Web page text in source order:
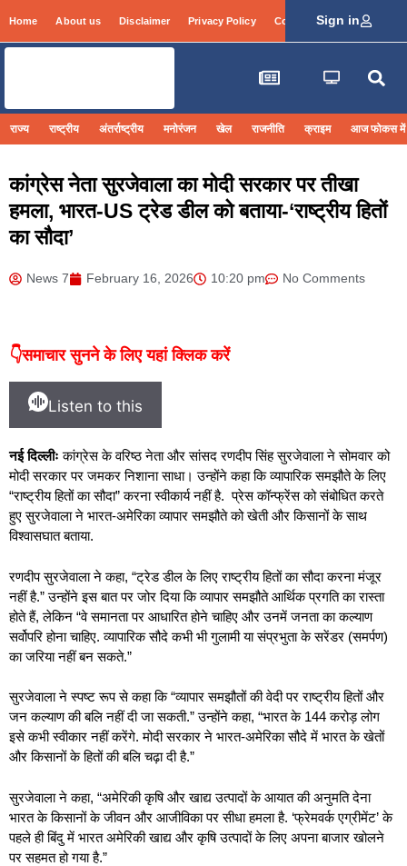
Home About us Disclaimer Privacy Policy Contact Info Login
Sign in
राज्य राष्ट्रीय अंतर्राष्ट्रीय मनोरंजन खेल राजनीति क्राइम आज फोकस में
कांग्रेस नेता सुरजेवाला का मोदी सरकार पर तीखा
हमला, भारत-US ट्रेड डील को बताया-‘राष्ट्रीय हितों
का सौदा’
News 7 February 16, 2026 10:20 pm No Comments
👇समाचार सुनने के लिए यहां क्लिक करें
Listen to this
नई दिल्लीः कांग्रेस के वरिष्ठ नेता और सांसद रणदीप सिंह सुरजेवाला ने सोमवार को
मोदी सरकार पर जमकर निशाना साधा। उन्होंने कहा कि व्यापारिक समझौते के लिए
“राष्ट्रीय हितों का सौदा” करना स्वीकार्य नहीं है. प्रेस कॉन्फ्रेंस को संबोधित करते
हुए सुरजेवाला ने भारत-अमेरिका व्यापार समझौते को खेती और किसानों के साथ
विश्वासघात बताया.
रणदीप सुरजेवाला ने कहा, “ट्रेड डील के लिए राष्ट्रीय हितों का सौदा करना मंजूर
नहीं है.” उन्होंने इस बात पर जोर दिया कि व्यापार समझौते आर्थिक प्रगति का रास्ता
होते हैं, लेकिन “वे समानता पर आधारित होने चाहिए और उनमें जनता का कल्याण
सर्वोपरि होना चाहिए. व्यापारिक सौदे कभी भी गुलामी या संप्रभुता के सरेंडर (समर्पण)
का जरिया नहीं बन सकते.”
सुरजेवाला ने स्पष्ट रूप से कहा कि “व्यापार समझौतों की वेदी पर राष्ट्रीय हितों और
जन कल्याण की बलि नहीं दी जा सकती.” उन्होंने कहा, “भारत के 144 करोड़ लोग
इसे कभी स्वीकार नहीं करेंगे. मोदी सरकार ने भारत-अमेरिका सौदे में भारत के खेतों
और किसानों के हितों की बलि चढ़ा दी है.”
सुरजेवाला ने कहा, “अमेरिकी कृषि और खाद्य उत्पादों के आयात की अनुमति देना
भारत के किसानों के जीवन और आजीविका पर सीधा हमला है. ‘फ्रेमवर्क एग्रीमेंट’ के
पहले ही बिंदु में भारत अमेरिकी खाद्य और कृषि उत्पादों के लिए अपना बाजार खोलने
पर सहमत हो गया है.”